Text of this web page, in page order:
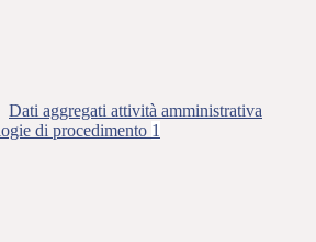
Dati aggregati attività amministrativa
di procedimento 1